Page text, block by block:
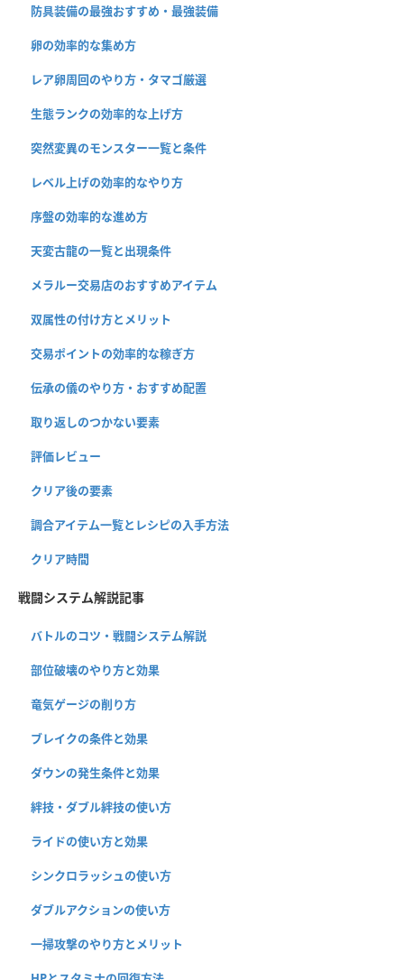
防具装備の最強おすすめ・最強装備
卵の効率的な集め方
レア卵周回のやり方・タマゴ厳選
生態ランクの効率的な上げ方
突然変異のモンスター一覧と条件
レベル上げの効率的なやり方
序盤の効率的な進め方
天変古龍の一覧と出現条件
メラルー交易店のおすすめアイテム
双属性の付け方とメリット
交易ポイントの効率的な稼ぎ方
伝承の儀のやり方・おすすめ配置
取り返しのつかない要素
評価レビュー
クリア後の要素
調合アイテム一覧とレシピの入手方法
クリア時間
戦闘システム解説記事
バトルのコツ・戦闘システム解説
部位破壊のやり方と効果
竜気ゲージの削り方
ブレイクの条件と効果
ダウンの発生条件と効果
絆技・ダブル絆技の使い方
ライドの使い方と効果
シンクロラッシュの使い方
ダブルアクションの使い方
一掃攻撃のやり方とメリット